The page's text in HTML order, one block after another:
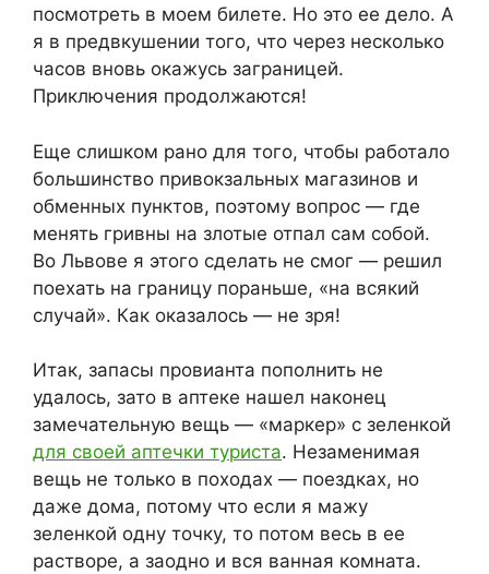
посмотреть в моем билете. Но это ее дело. А
я в предвкушении того, что через несколько
часов вновь окажусь заграницей.
Приключения продолжаются!
Еще слишком рано для того, чтобы работало
большинство привокзальных магазинов и
обменных пунктов, поэтому вопрос — где
менять гривны на злотые отпал сам собой.
Во Львове я этого сделать не смог — решил
поехать на границу пораньше, «на всякий
случай». Как оказалось — не зря!
Итак, запасы провианта пополнить не
удалось, зато в аптеке нашел наконец
замечательную вещь — «маркер» с зеленкой
для своей аптечки туриста. Незаменимая
вещь не только в походах — поездках, но
даже дома, потому что если я мажу
зеленкой одну точку, то потом весь в ее
растворе, а заодно и вся ванная комната.